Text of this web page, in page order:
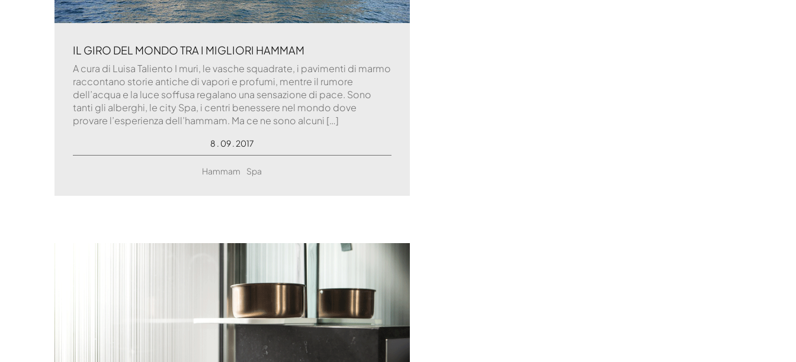
IL GIRO DEL MONDO TRA I MIGLIORI HAMMAM
A cura di Luisa Taliento I muri, le vasche squadrate, i pavimenti di marmo
raccontano storie antiche di vapori e profumi, mentre il rumore
dell’acqua e la luce soffusa regalano una sensazione di pace. Sono
tanti gli alberghi, le city Spa, i centri benessere nel mondo dove
provare l’esperienza dell’hammam. Ma ce ne sono alcuni […]
8 . 09 . 2017
Hammam Spa